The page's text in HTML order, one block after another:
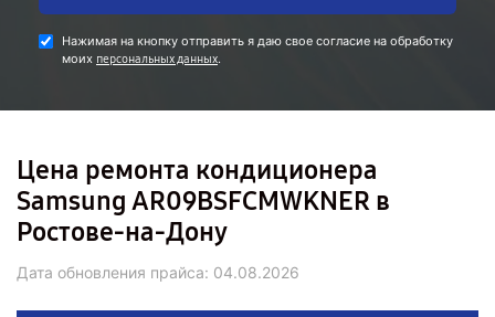
Нажимая на кнопку отправить я даю свое согласие на обработку
моих персональных данных.
Цена ремонта кондиционера
Samsung AR09BSFCMWKNER в
Ростове-на-Дону
Дата обновления прайса: 04.08.2026